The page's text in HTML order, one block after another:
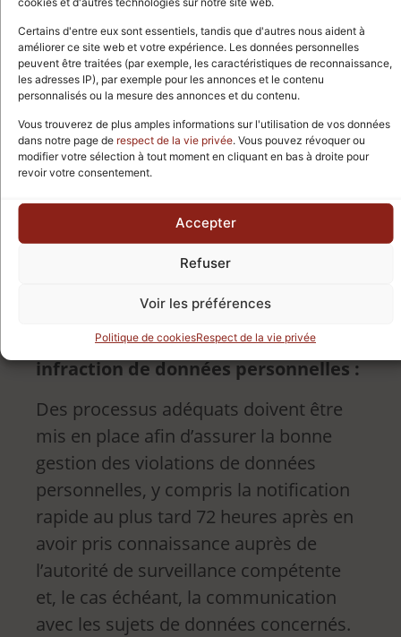
Certains d'entre eux sont essentiels, tandis que d'autres nous aident à
améliorer ce site web et votre expérience. Les données personnelles
peuvent être traitées (par exemple, les caractéristiques de reconnaissance,
les adresses IP), par exemple pour les annonces et le contenu
personnalisés ou la mesure des annonces et du contenu.
Vous trouverez de plus amples informations sur l'utilisation de vos données
dans notre page de respect de la vie privée. Vous pouvez révoquer ou
modifier votre sélection à tout moment en cliquant en bas à droite pour
revoir votre consentement.
Accepter
Refuser
Voir les préférences
Politique de cookiesRespect de la vie privée
Des mesures techniques et
organisationnelles appropriées doivent
être mises en œuvre pour assurer un
niveau de sécurité des données
personnelles. Une approche basée sur
le risque doit être suivie lors de
l’identification de ces mesures.
considérer, entre autres, la probabilité
et la gravité des droits et libertés des
sujets de données.
G. Notifier à l’autorité de
surveillance et communiquer une
infraction de données personnelles :
Des processus adéquats doivent être
mis en place afin d’assurer la bonne
gestion des violations de données
personnelles, y compris la notification
rapide au plus tard 72 heures après en
avoir pris connaissance auprès de
l’autorité de surveillance compétente
et, le cas échéant, la communication
avec les sujets de données concernés.